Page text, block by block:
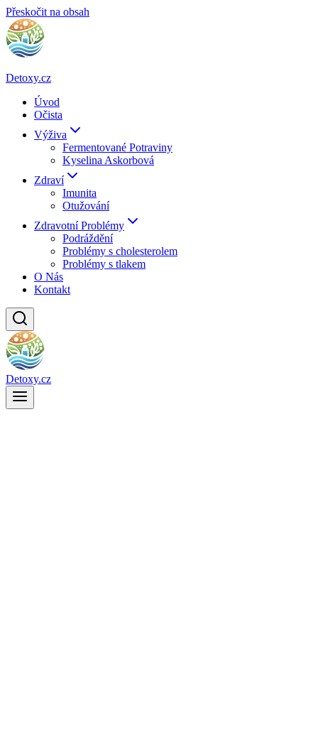
Přeskočit na obsah
Detoxy.cz
Úvod
Očista
Výživa
Fermentované Potraviny
Kyselina Askorbová
Zdraví
Imunita
Otužování
Zdravotní Problémy
Podráždění
Problémy s cholesterolem
Problémy s tlakem
O Nás
Kontakt
Detoxy.cz